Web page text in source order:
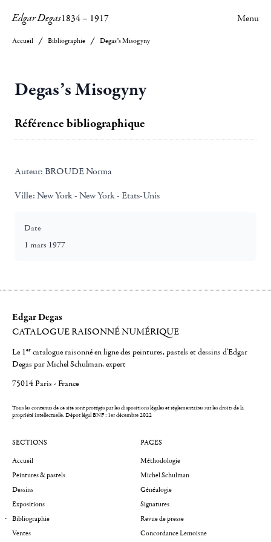
Edgar Degas1834– 1917 Menu
Accueil Bibliographie Degas’s Misogyny
Degas’s Misogyny
Référence bibliographique
Auteur: BROUDE Norma
Ville: New York - New York - Etats-Unis
Date
1 mars 1977
Edgar Degas
CATALOGUE RAISONNÉ NUMÉRIQUE
Le 1er catalogue raisonné en ligne des peintures, pastels et dessins d'Edgar
Degas par Michel Schulman, expert
75014 Paris - France
Tous les contenus de ce site sont protégés par les dispositions légales et réglementaires sur les droits de la
propriété intellectuelle.Dépot légal BNF : 1er décembre 2022
SECTIONS
Accueil
Peintures & pastels
Dessins
Expositions
Bibliographie
Ventes
PAGES
Méthodologie
Michel Schulman
Généalogie
Signatures
Revue de presse
Concordance Lemoisne